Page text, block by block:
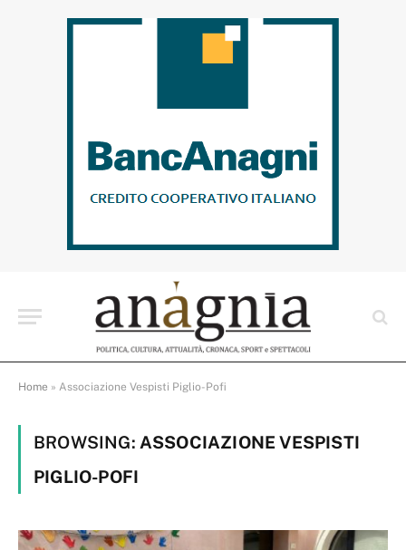
Home » Associazione Vespisti Piglio-Pofi
BROWSING: ASSOCIAZIONE VESPISTI
PIGLIO-POFI